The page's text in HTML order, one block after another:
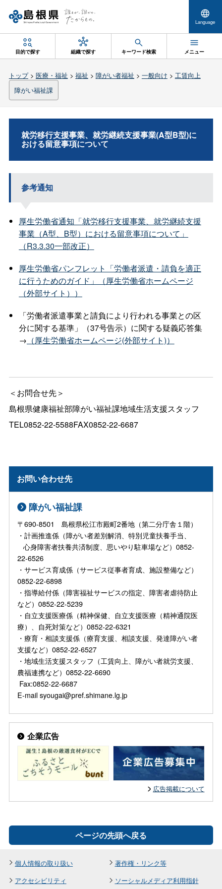
Language
目的で探す 組織で探す キーワード検索 メニュー
トップ> 医療・福祉 > 福祉 > 障がい者福祉 > 一般向け > 工賃向上
障がい福祉課
就労移行支援事業、就労継続支援事業(A型B型)に
おける留意事項について
参考通知
厚生労働省通知「就労移行支援事業、就労継続支援
事業（A型、B型）における留意事項について」
（R3.3.30一部改正）
厚生労働省パンフレット「労働者派遣・請負を適正
に行うためのガイド」（厚生労働省ホームページ
（外部サイト））
「労働者派遣事業と請負により行われる事業との区
分に関する基準」（37号告示）に関する疑義応答集
→ （厚生労働省ホームページ(外部サイト)）
＜お問合せ先＞
島根県健康福祉部障がい福祉課地域生活支援スタッフ
TEL0852-22-5588FAX0852-22-6687
お問い合わせ先
障がい福祉課
〒690-8501 島根県松江市殿町2番地（第二分庁舎１階）
・計画推進係（障がい者差別解消、特別児童扶養手当、
心身障害者扶養共済制度、思いやり駐車場など）0852-
22-6526
・サービス育成係（サービス従事者育成、施設整備など）
0852-22-6898
・指導給付係（障害福祉サービスの指定、障害者虐待防止
など）0852-22-5239
・自立支援医療係（精神保健、自立支援医療（精神通院医
療）、自死対策など）0852-22-6321
・療育・相談支援係（療育支援、相談支援、発達障がい者
支援など）0852-22-6527
・地域生活支援スタッフ（工賃向上、障がい者就労支援、
農福連携など）0852-22-6690
Fax:0852-22-6687
E-mail syougai@pref.shimane.lg.jp
企業広告
広告掲載について
ページの先頭へ戻る
個人情報の取り扱い
著作権・リンク等
アクセシビリティ
ソーシャルメディア利用指針